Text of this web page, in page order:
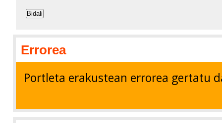
Bidali
Errorea
Portleta erakustean errorea gertatu